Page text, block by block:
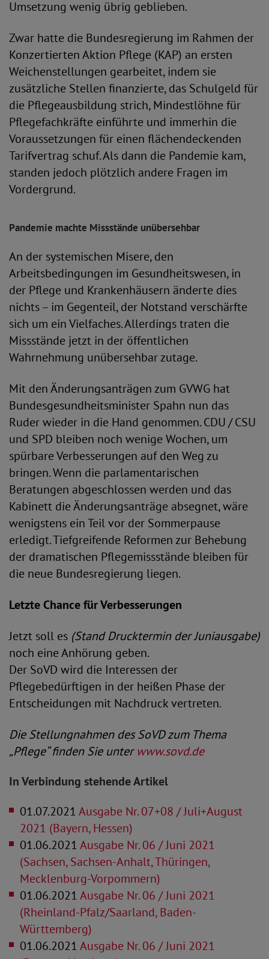
Umsetzung wenig übrig geblieben.
Zwar hatte die Bundesregierung im Rahmen der
Konzertierten Aktion Pflege (KAP) an ersten
Weichenstellungen gearbeitet, indem sie
zusätzliche Stellen finanzierte, das Schulgeld für
die Pflegeausbildung strich, Mindestlöhne für
Pflegefachkräfte einführte und immerhin die
Voraussetzungen für einen flächendeckenden
Tarifvertrag schuf. Als dann die Pandemie kam,
standen jedoch plötzlich andere Fragen im
Vordergrund.
Pandemie machte Missstände unübersehbar
An der systemischen Misere, den
Arbeitsbedingungen im Gesundheitswesen, in
der Pflege und Krankenhäusern änderte dies
nichts – im Gegenteil, der Notstand verschärfte
sich um ein Vielfaches. Allerdings traten die
Missstände jetzt in der öffentlichen
Wahrnehmung unübersehbar zutage.
Mit den Änderungsanträgen zum GVWG hat
Bundesgesundheitsminister Spahn nun das
Ruder wieder in die Hand genommen. CDU / CSU
und SPD bleiben noch wenige Wochen, um
spürbare Verbesserungen auf den Weg zu
bringen. Wenn die parlamentarischen
Beratungen abgeschlossen werden und das
Kabinett die Änderungsanträge absegnet, wäre
wenigstens ein Teil vor der Sommerpause
erledigt. Tiefgreifende Reformen zur Behebung
der dramatischen Pflegemissstände bleiben für
die neue Bundesregierung liegen.
Letzte Chance für Verbesserungen
Jetzt soll es (Stand Drucktermin der Juniausgabe)
noch eine Anhörung geben.
Der SoVD wird die Interessen der
Pflegebedürftigen in der heißen Phase der
Entscheidungen mit Nachdruck vertreten.
Die Stellungnahmen des SoVD zum Thema
„Pflege“ finden Sie unterwww.sovd.de
In Verbindung stehende Artikel
01.07.2021Ausgabe Nr. 07+08 / Juli+August
2021 (Bayern, Hessen)
01.06.2021Ausgabe Nr. 06 / Juni 2021
(Sachsen, Sachsen-Anhalt, Thüringen,
Mecklenburg-Vorpommern)
01.06.2021Ausgabe Nr. 06 / Juni 2021
(Rheinland-Pfalz/Saarland, Baden-
Württemberg)
01.06.2021Ausgabe Nr. 06 / Juni 2021